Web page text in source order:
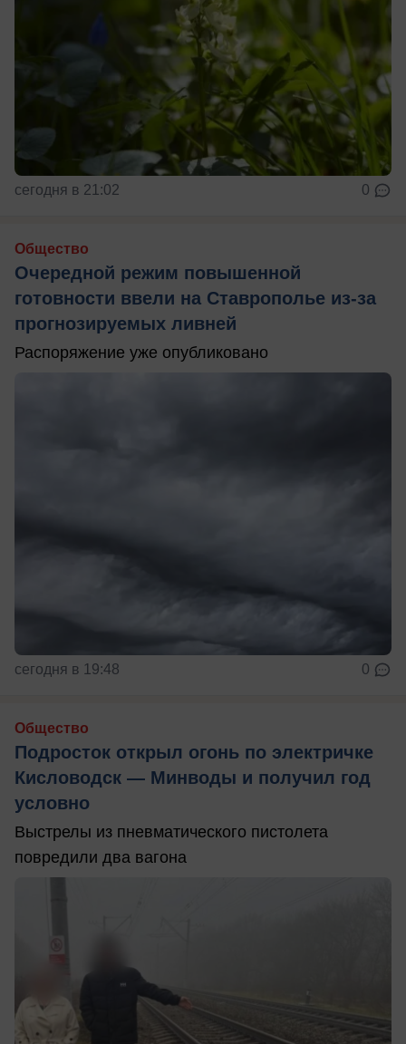
сегодня в 21:02 0
Общество
Очередной режим повышенной
готовности ввели на Ставрополье из-за
прогнозируемых ливней
Распоряжение уже опубликовано
сегодня в 19:48 0
Общество
Подросток открыл огонь по электричке
Кисловодск — Минводы и получил год
условно
Выстрелы из пневматического пистолета
повредили два вагона